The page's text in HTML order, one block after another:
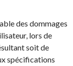
des dommages
lors de
soit de
spécifications